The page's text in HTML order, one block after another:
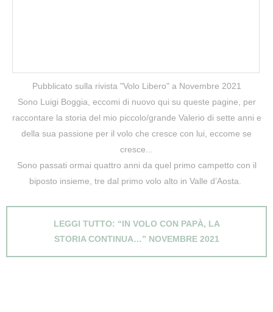
Pubblicato sulla rivista "Volo Libero" a Novembre 2021
Sono Luigi Boggia, eccomi di nuovo qui su queste pagine, per
raccontare la storia del mio piccolo/grande Valerio di sette anni e
della sua passione per il volo che cresce con lui, eccome se
cresce...
Sono passati ormai quattro anni da quel primo campetto con il
biposto insieme, tre dal primo volo alto in Valle d’Aosta.
LEGGI TUTTO: “IN VOLO CON PAPÀ, LA
STORIA CONTINUA…” NOVEMBRE 2021